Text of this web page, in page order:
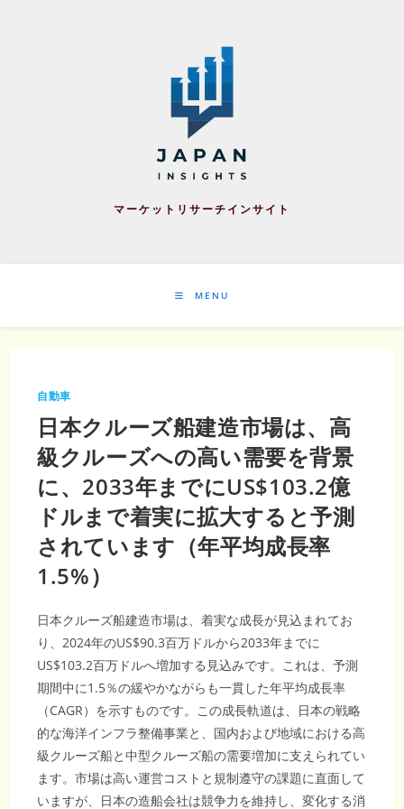
マーケットリサーチインサイト
MENU
自動車
日本クルーズ船建造市場は、高
級クルーズへの高い需要を背景
に、2033年までにUS$103.2億
ドルまで着実に拡大すると予測
されています（年平均成長率
1.5%）
日本クルーズ船建造市場は、着実な成長が見込まれてお
り、2024年のUS$90.3百万ドルから2033年までに
US$103.2百万ドルへ増加する見込みです。これは、予測
期間中に1.5％の緩やかながらも一貫した年平均成長率
（CAGR）を示すものです。この成長軌道は、日本の戦略
的な海洋インフラ整備事業と、国内および地域における高
級クルーズ船と中型クルーズ船の需要増加に支えられてい
ます。市場は高い運営コストと規制遵守の課題に直面して
いますが、日本の造船会社は競争力を維持し、変化する消